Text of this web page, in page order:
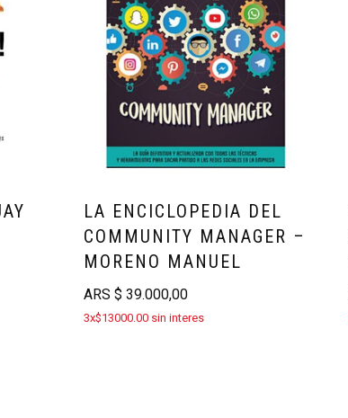
LA ENCICLOPEDIA DEL
COMMUNITY MANAGER –
MORENO MANUEL
ARS$ 39.000,00
3x$13000.00 sin interes